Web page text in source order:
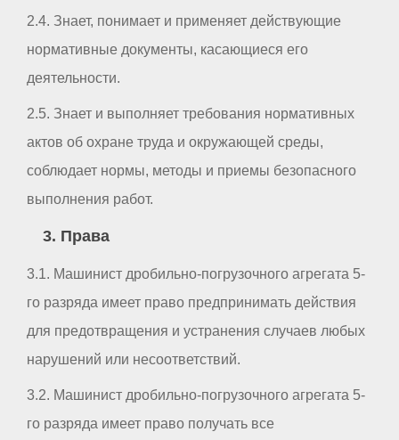
2.4. Знает, понимает и применяет действующие
нормативные документы, касающиеся его
деятельности.
2.5. Знает и выполняет требования нормативных
актов об охране труда и окружающей среды,
соблюдает нормы, методы и приемы безопасного
выполнения работ.
3. Права
3.1. Машинист дробильно-погрузочного агрегата 5-
го разряда имеет право предпринимать действия
для предотвращения и устранения случаев любых
нарушений или несоответствий.
3.2. Машинист дробильно-погрузочного агрегата 5-
го разряда имеет право получать все